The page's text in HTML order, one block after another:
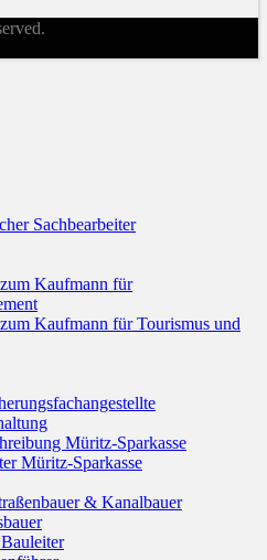
Sachbearbeiter
Kaufmann für
Kaufmann für Tourismus und
Müritz-Sparkasse
Müritz-Sparkasse
& Kanalbauer